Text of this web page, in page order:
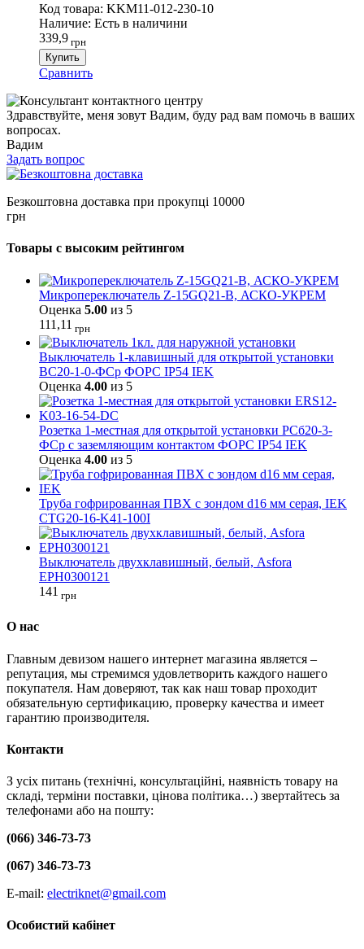
Код товара: KKM11-012-230-10
Наличие: Есть в наличини
339,9 грн
Купить
Сравнить
Здравствуйте, меня зовут Вадим, буду рад вам помочь в ваших
вопросах.
Вадим
Задать вопрос
Безкоштовна доставка при прокупці 10000
грн
Товары с высоким рейтингом
Микропереключатель Z-15GQ21-B, АСКО-УКРЕМ
Оценка 5.00 из 5
111,11 грн
Выключатель 1-клавишный для открытой установки
ВС20-1-0-ФСр ФОРС IP54 IEK
Оценка 4.00 из 5
Розетка 1-местная для открытой установки РСб20-3-
ФСр с заземляющим контактом ФОРС IP54 IEK
Оценка 4.00 из 5
Труба гофрированная ПВХ с зондом d16 мм серая, IEK
CTG20-16-K41-100I
Выключатель двухклавишный, белый, Asfora
EPH0300121
141 грн
О нас
Главным девизом нашего интернет магазина является –
репутация, мы стремимся удовлетворить каждого нашего
покупателя. Нам доверяют, так как наш товар проходит
обязательную сертификацию, проверку качества и имеет
гарантию производителя.
Контакти
З усіх питань (технічні, консультаційні, наявність товару на
складі, терміни поставки, цінова політика…) звертайтесь за
телефонами або на пошту:
(066) 346-73-73
(067) 346-73-73
E-mail: electriknet@gmail.com
Особистий кабінет